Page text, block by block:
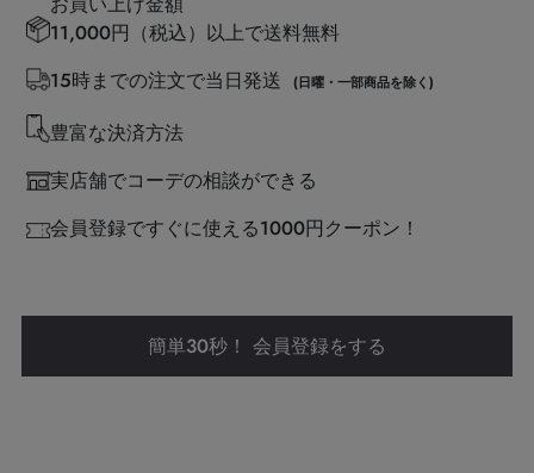
11,000円（税込）以上で送料無料
15時までの注文で当日発送
(日曜・一部商品を除く)
豊富な決済方法
実店舗でコーデの相談ができる
会員登録ですぐに使える1000円クーポン！
簡単30秒！ 会員登録をする